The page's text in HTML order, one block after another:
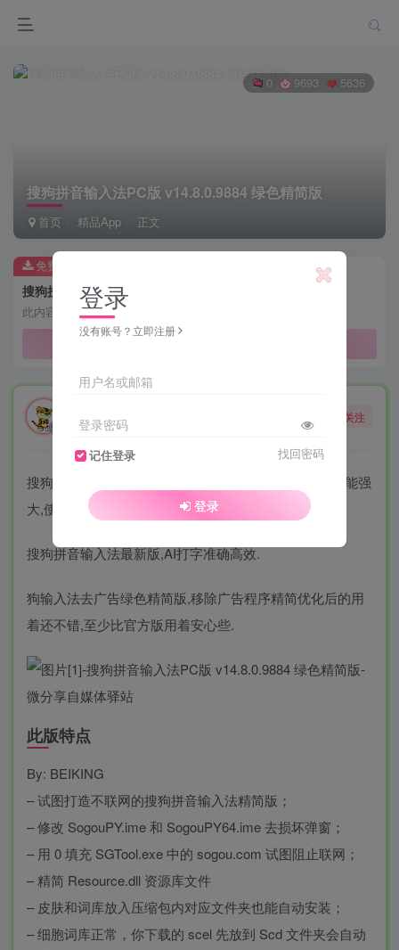
搜狗拼音输入法PC版 v14.8.0.9884 绿色精简版
首页 精品App 正文
0 9693 5636
搜狗拼音输入法PC版 v14.8.0.9884 绿色精简版
此内容为免费资源，请登录后查看
免费资源
酒醒只在花前坐，酒醉还来花下眠。
关注
搜狗输入法电脑版是装机必备软件,其打字准,词库全,功能强
大,使得输入更高效.
搜狗拼音输入法最新版,AI打字准确高效.
狗输入法去广告绿色精简版,移除广告程序精简优化后的用
着还不错,至少比官方版用着安心些.
此版特点
By: BEIKING
– 试图打造不联网的搜狗拼音输入法精简版；
– 修改 SogouPY.ime 和 SogouPY64.ime 去损坏弹窗；
– 用 0 填充 SGTool.exe 中的 sogou.com 试图阻止联网；
– 精简 Resource.dll 资源库文件
– 皮肤和词库放入压缩包内对应文件夹也能自动安装；
– 细胞词库正常，你下载的 scel 先放到 Scd 文件夹会自动
登录
没有账号？立即注册
用户名或邮箱
登录密码
记住登录 找回密码
登录